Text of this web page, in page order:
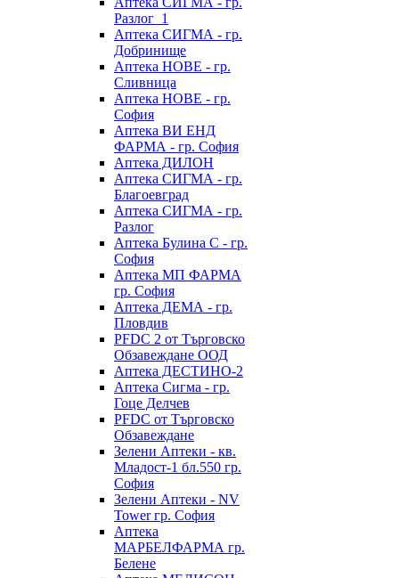
Разлог_1
Аптека СИГМА - гр.
Добринище
Аптека НОВЕ - гр.
Сливница
Аптека НОВЕ - гр.
София
Аптека ВИ ЕНД
ФАРМА - гр. София
Аптека ДИЛОН
Аптека СИГМА - гр.
Благоевград
Аптека СИГМА - гр.
Разлог
Аптека Булина С - гр.
София
Аптека МП ФАРМА
гр. София
Аптека ДЕМА - гр.
Пловдив
PFDC 2 от Търговско
Обзавеждане ООД
Аптека ДЕСТИНО-2
Аптека Сигма - гр.
Гоце Делчев
PFDC от Търговско
Обзавеждане
Зелени Аптеки - кв.
Младост-1 бл.550 гр.
София
Зелени Аптеки - NV
Tower гр. София
Аптека
МАРБЕЛФАРМА гр.
Белене